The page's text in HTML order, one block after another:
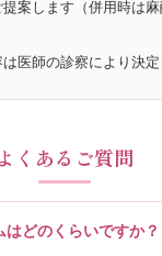
案します（併用時は
医師の診察により決定
よくあるご質問
はどのくらいですか？